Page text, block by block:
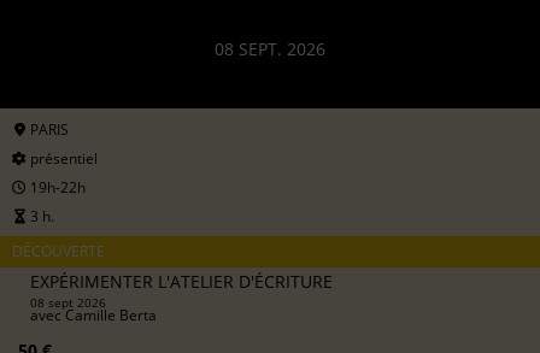
08 SEPT. 2026
PARIS
présentiel
19h-22h
3 h.
DÉCOUVERTE
EXPÉRIMENTER L'ATELIER D'ÉCRITURE
08 sept 2026
avecCamille Berta